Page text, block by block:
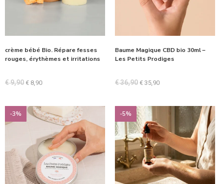
crème bébé Bio. Répare fesses
rouges, érythèmes et irritations
€9,90 € 8,90
Baume Magique CBD bio 30ml –
Les Petits Prodiges
€36,90 € 35,90
-3% -5%